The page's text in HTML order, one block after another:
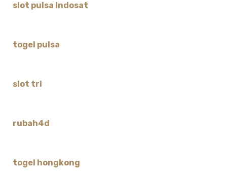
slot pulsa Indosat
togel pulsa
slot tri
rubah4d
togel hongkong